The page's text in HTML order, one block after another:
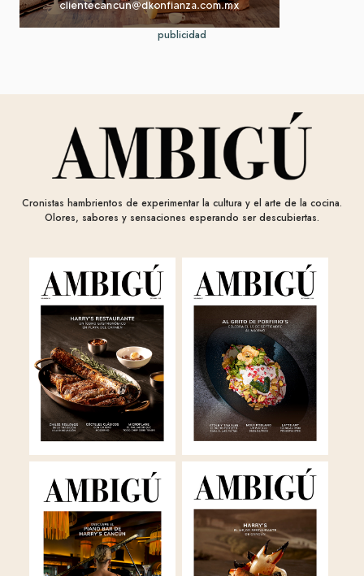
publicidad
Cronistas hambrientos de experimentar la cultura y el arte de la cocina.
Olores, sabores y sensaciones esperando ser descubiertas.